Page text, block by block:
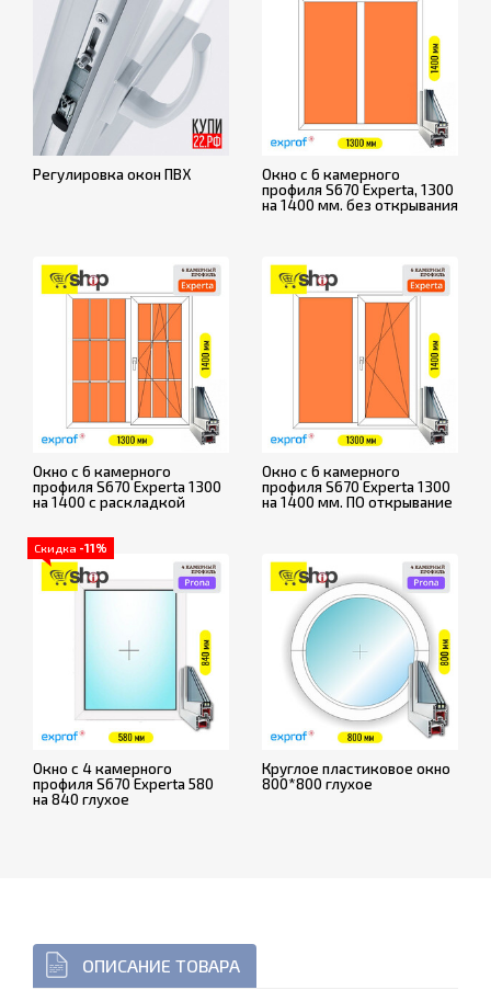
Регулировка окон ПВХ
Окно с 6 камерного
профиля S670 Experta, 1300
на 1400 мм. без открывания
Окно с 6 камерного
профиля S670 Experta 1300
на 1400 с раскладкой
Окно с 6 камерного
профиля S670 Experta 1300
на 1400 мм. ПО открывание
Скидка -11%
Окно с 4 камерного
профиля S670 Experta 580
на 840 глухое
Круглое пластиковое окно
800*800 глухое
ОПИСАНИЕ ТОВАРА